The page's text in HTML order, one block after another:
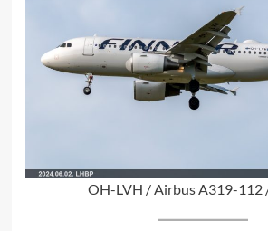
OH-LVH / Airbus A319-112